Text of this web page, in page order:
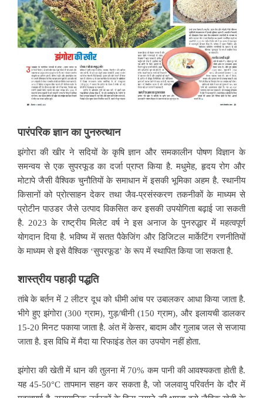
पारंपरिकज्ञानकापुनरुत्थान
झंगोरा की खीर ने सदियों के कृषि ज्ञान और समकालीन पोषण विज्ञान के
समन्वय से एक सुपरफूड का दर्जा प्राप्त किया है. मधुमेह, हृदय रोग और
मोटापे जैसी वैश्विक चुनौतियों के समाधान में इसकी भूमिका अहम है. स्थानीय
किसानों को प्रोत्साहन देकर तथा जैव-प्रसंस्करण तकनीकों के माध्यम से
प्रोटीन पाउडर जैसे उत्पाद विकसित कर इसकी उपयोगिता बढ़ाई जा सकती
है. 2023 के राष्ट्रीय मिलेट वर्ष ने इस अनाज के पुनरुद्धार में महत्वपूर्ण
योगदान दिया है. भविष्य में सतत पैकेजिंग और डिजिटल मार्केटिंग रणनीतियों
के माध्यम से इसे वैश्विक ‘सुपरफूड’ के रूप में स्थापित किया जा सकता है.
शास्त्रीयपहाड़ीपद्धति
तांबे के बर्तन में 2 लीटर दूध को धीमी आंच पर उबालकर आधा किया जाता है.
भीगे हुए झंगोरा (300 ग्राम), गुड़/चीनी (150 ग्राम), और इलायची डालकर
15-20 मिनट पकाया जाता है. अंत में केसर, बादाम और गुलाब जल से सजाया
जाता है. इस विधि में मैदा या रिफाइंड तेल का उपयोग नहीं होता.
झंगोरा की खेती में धान की तुलना में 70% कम पानी की आवश्यकता होती है.
यह 45-50°C तापमान सहन कर सकता है, जो जलवायु परिवर्तन के दौर में